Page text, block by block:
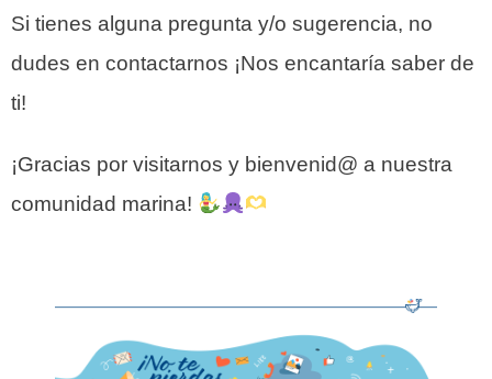
Si tienes alguna pregunta y/o sugerencia, no
dudes en contactarnos ¡Nos encantaría saber de
ti!
¡Gracias por visitarnos y bienvenid@ a nuestra
comunidad marina!